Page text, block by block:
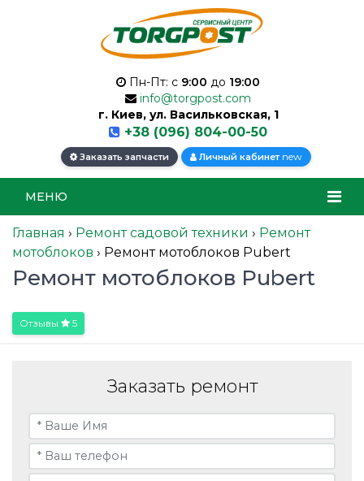
Пн-Пт: с 9:00 до 19:00
info@torgpost.com
г. Киев, ул. Васильковская, 1
+38 (096) 804-00-50
Заказать запчасти Личный кабинет new
МЕНЮ
Главная › Ремонт садовой техники › Ремонт
мотоблоков › Ремонт мотоблоков Pubert
Ремонт мотоблоков Pubert
Отзывы 5
Заказать ремонт